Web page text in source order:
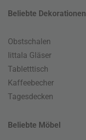
Beliebte Dekorationen
Obstschalen
Iittala Gläser
Tabletttisch
Kaffeebecher
Tagesdecken
Beliebte Möbel